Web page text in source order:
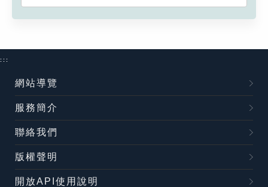
:::
網站導覽
服務簡介
聯絡我們
版權聲明
開放API使用說明